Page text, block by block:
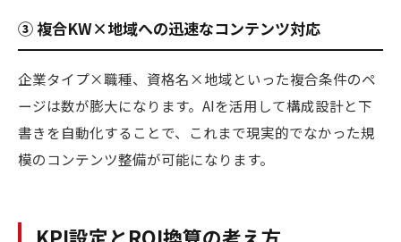
③ 複合KW×地域への迅速なコンテンツ対応
企業タイプ×職種、資格名×地域といった複合条件のペ
ージは数が膨大になります。AIを活用して構成設計と下
書きを自動化することで、これまで現実的でなかった規
模のコンテンツ整備が可能になります。